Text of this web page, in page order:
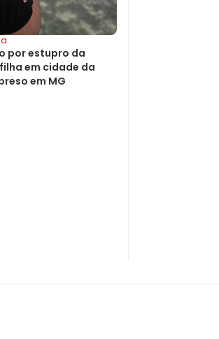
por estupro da
em cidade da
em MG